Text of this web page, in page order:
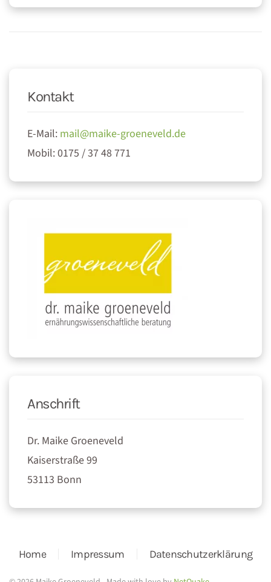
Kontakt
E-Mail: mail@maike-groeneveld.de
Mobil: 0175 / 37 48 771
Anschrift
Dr. Maike Groeneveld
Kaiserstraße 99
53113 Bonn
Home Impressum Datenschutzerklärung